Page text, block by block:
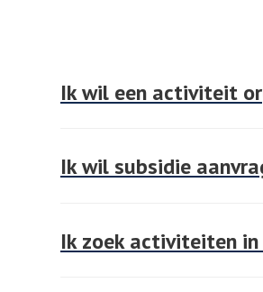
Ik wil een activiteit
Ik wil subsidie
Ik zoek activiteiten